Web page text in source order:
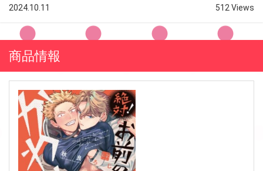
2024.10.11 512 Views
商品情報